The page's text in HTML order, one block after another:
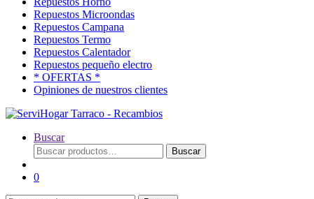
Repuestos Microondas
Repuestos Campana
Repuestos Termo
Repuestos Calentador
Repuestos pequeño electro
* OFERTAS *
Opiniones de nuestros clientes
Buscar
Buscar
por:
Buscar
0